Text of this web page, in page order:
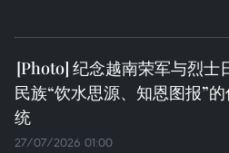
纪念越南荣军与烈士
民族“饮水思源、知恩图报”
统
27/07/2026 01:00